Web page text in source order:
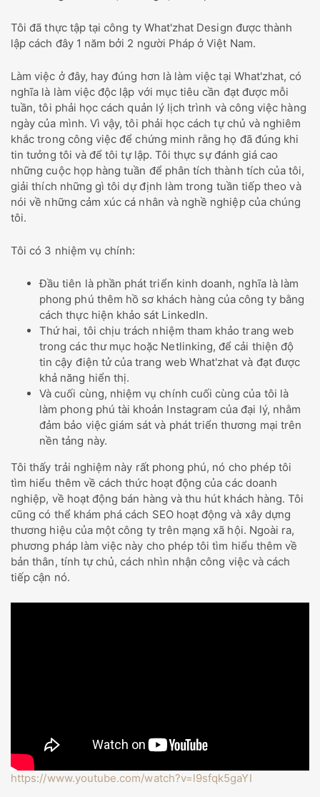
Tôi đã thực tập tại công ty What'zhat Design được thành
lập cách đây 1 năm bởi 2 người Pháp ở Việt Nam.
Làm việc ở đây, hay đúng hơn là làm việc tại What'zhat, có
nghĩa là làm việc độc lập với mục tiêu cần đạt được mỗi
tuần, tôi phải học cách quản lý lịch trình và công việc hàng
ngày của mình. Vì vậy, tôi phải học cách tự chủ và nghiêm
khắc trong công việc để chứng minh rằng họ đã đúng khi
tin tưởng tôi và để tôi tự lập. Tôi thực sự đánh giá cao
những cuộc họp hàng tuần để phân tích thành tích của tôi,
giải thích những gì tôi dự định làm trong tuần tiếp theo và
nói về những cảm xúc cá nhân và nghề nghiệp của chúng
tôi.
Tôi có 3 nhiệm vụ chính:
Đầu tiên là phần phát triển kinh doanh, nghĩa là làm
phong phú thêm hồ sơ khách hàng của công ty bằng
cách thực hiện khảo sát LinkedIn.
Thứ hai, tôi chịu trách nhiệm tham khảo trang web
trong các thư mục hoặc Netlinking, để cải thiện độ
tin cậy điện tử của trang web What'zhat và đạt được
khả năng hiển thị.
Và cuối cùng, nhiệm vụ chính cuối cùng của tôi là
làm phong phú tài khoản Instagram của đại lý, nhằm
đảm bảo việc giám sát và phát triển thương mại trên
nền tảng này.
Tôi thấy trải nghiệm này rất phong phú, nó cho phép tôi
tìm hiểu thêm về cách thức hoạt động của các doanh
nghiệp, về hoạt động bán hàng và thu hút khách hàng. Tôi
cũng có thể khám phá cách SEO hoạt động và xây dựng
thương hiệu của một công ty trên mạng xã hội. Ngoài ra,
phương pháp làm việc này cho phép tôi tìm hiểu thêm về
bản thân, tính tự chủ, cách nhìn nhận công việc và cách
tiếp cận nó.
https://www.youtube.com/watch?v=l9sfqk5gaYI